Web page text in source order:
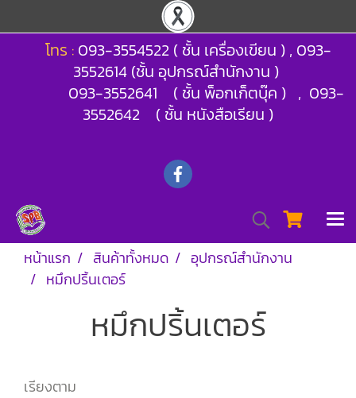
โทร : 093-3554522 ( ชั้น เครื่องเขียน ) , 093-
3552614 (ชั้น อุปกรณ์สำนักงาน )
093-3552641 ( ชั้น พ็อกเก็ตบุ๊ค ) , 093-
3552642 ( ชั้น หนังสือเรียน )
หน้าแรก สินค้าทั้งหมด
อุปกรณ์สำนักงาน
หมึกปริ้นเตอร์
หมึกปริ้นเตอร์
เรียงตาม